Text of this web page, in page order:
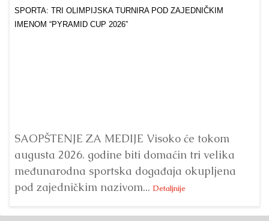
SAOPŠTENJE ZA MEDIJE Visoko će tokom
augusta 2026. godine biti domaćin tri velika
međunarodna sportska događaja okupljena
pod zajedničkim nazivom... Detaljnije